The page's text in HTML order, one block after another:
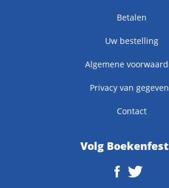
Betalen
Uw bestelling
Algemene
Privacy van
Contact
Volg